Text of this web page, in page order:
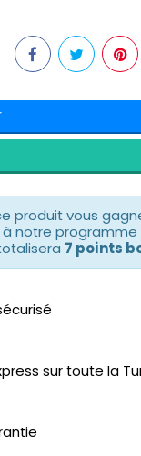
produit vous
notre programme
7 points
sur toute la